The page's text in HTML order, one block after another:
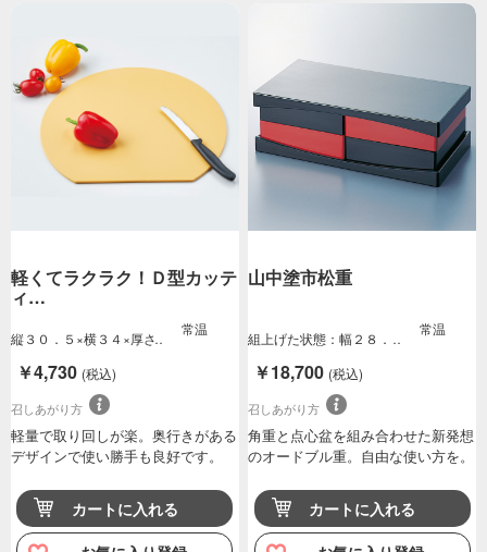
軽くてラクラク！Ｄ型カッテ
ィ…
縦３０．５×横３４×厚さ
常温
￥4,730 (税込)
召しあがり方
軽量で取り回しが楽。奥行きがある
デザインで使い勝手も良好です。
カートに入れる
山中塗市松重
組上げた状態：幅２８．
常温
￥18,700 (税込)
召しあがり方
角重と点心盆を組み合わせた新発想
のオードブル重。自由な使い方を。
カートに入れる